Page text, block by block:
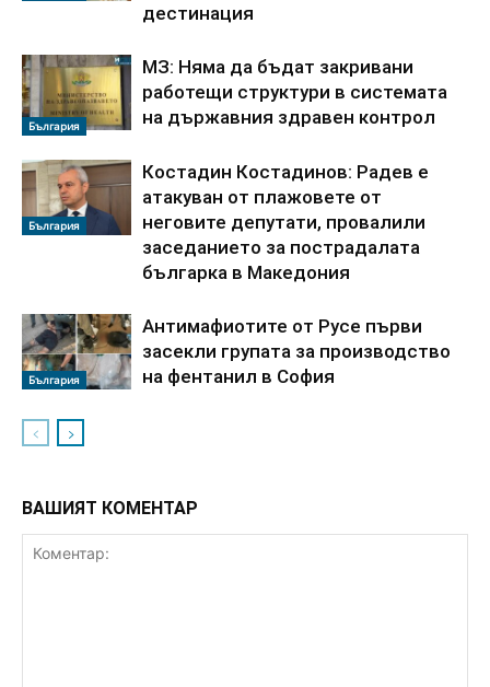
дестинация
България
МЗ: Няма да бъдат закривани
работещи структури в системата
на държавния здравен контрол
България
Костадин Костадинов: Радев е
атакуван от плажoвете от
неговите депутати, провалили
заседанието за пострадалата
българка в Македония
България
Антимафиотите от Русе първи
засекли групата за производство
на фентанил в София
ВАШИЯТ КОМЕНТАР